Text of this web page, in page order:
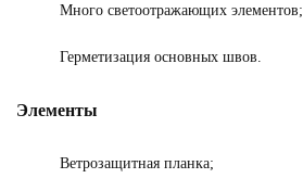
Много светоотражающих элементов;
Герметизация основных швов.
Элементы
Ветрозащитная планка;